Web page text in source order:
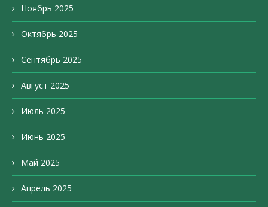
Ноябрь 2025
Октябрь 2025
Сентябрь 2025
Август 2025
Июль 2025
Июнь 2025
Май 2025
Апрель 2025